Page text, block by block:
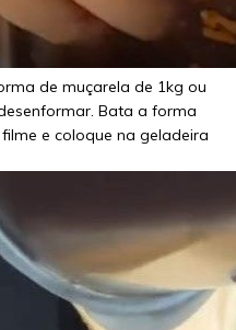
de muçarela de 1kg ou
Bata a forma
e coloque na geladeira